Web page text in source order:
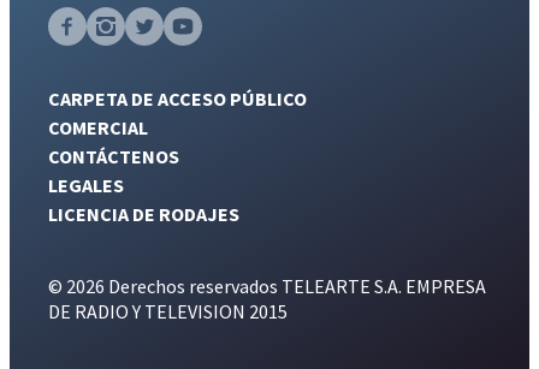
CARPETA DE ACCESO PÚBLICO
COMERCIAL
CONTÁCTENOS
LEGALES
LICENCIA DE RODAJES
© 2026 Derechos reservados TELEARTE S.A. EMPRESA
DE RADIO Y TELEVISION 2015